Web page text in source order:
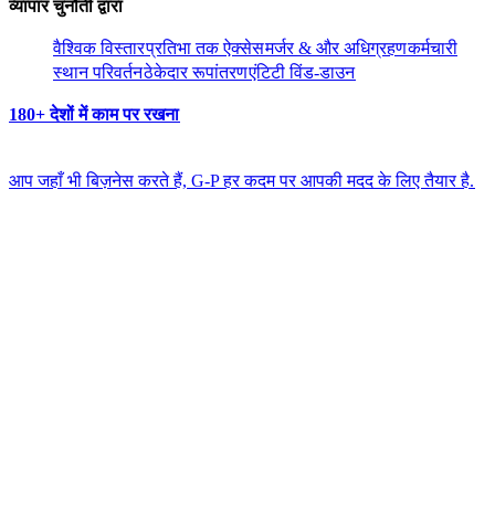
व्यापार चुनौती द्वारा​​
वैश्विक विस्तार​​प्रतिभा तक ऐक्सेस​​मर्जर & और अधिग्रहण​​कर्मचारी
स्थान परिवर्तन​​ठेकेदार रूपांतरण​​एंटिटी विंड-डाउन​​
180+ देशों में काम पर रखना​​
आप जहाँ भी बिज़नेस करते हैं, G-P हर कदम पर आपकी मदद के लिए तैयार है.​​